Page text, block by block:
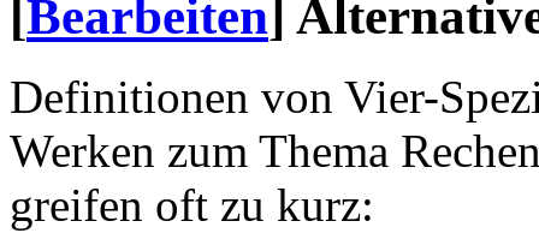
Bearbeiten
Definitionen von Vier-
Werken zum Thema
greifen oft zu kurz: